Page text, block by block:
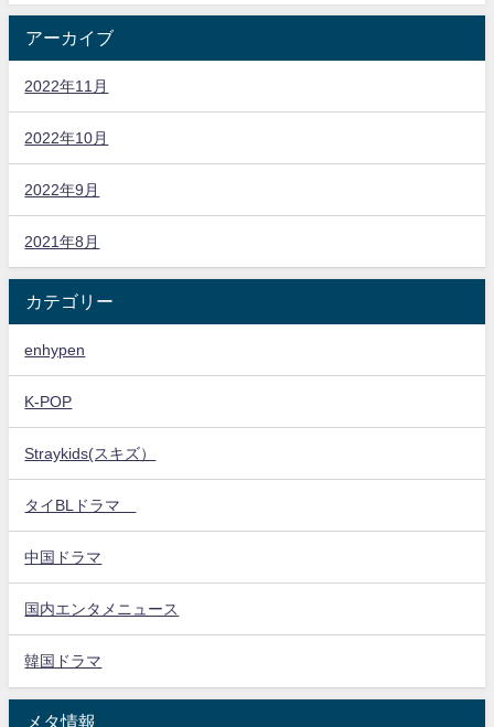
アーカイブ
2022年11月
2022年10月
2022年9月
2021年8月
カテゴリー
enhypen
K-POP
Straykids(スキズ）
タイBLドラマ
中国ドラマ
国内エンタメニュース
韓国ドラマ
メタ情報